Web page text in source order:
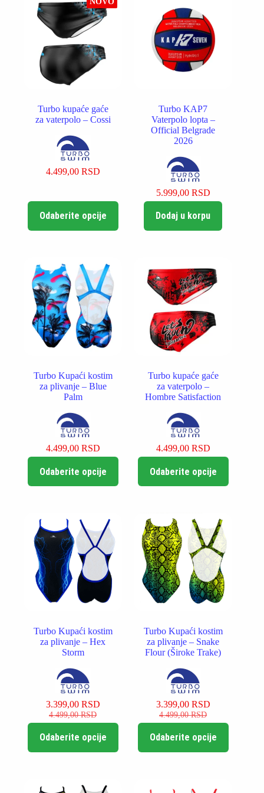
mogu
biti
izabrane
na
stranici
proizvoda.
biti
izabrane
na
stranici
proizvoda.
Turbo kupaće gaće
za vaterpolo – Cossi
4.499,00 RSD
Odaberite opcije
proizvod
mogu
biti
izabrane
na
stranici
proizvoda.
Turbo KAP7
Vaterpolo lopta –
Official Belgrade
2026
5.999,00 RSD
Dodaj u korpu
Turbo Kupaći kostim
za plivanje – Blue
Palm
4.499,00 RSD
Odaberite opcije
proizvod
mogu
biti
izabrane
na
stranici
proizvoda.
Turbo kupaće gaće
za vaterpolo –
Hombre Satisfaction
4.499,00 RSD
Odaberite opcije
proizvod
mogu
biti
izabrane
na
stranici
proizvoda.
Turbo Kupaći kostim
za plivanje – Hex
Storm
4.499,00RSD
Originalna
cena
je
bila:
3.399,00 RSD
Trenutna
cena
je:
3.399,00 RSD.
Odaberite opcije
proizvod
mogu
Turbo Kupaći kostim
za plivanje – Snake
Flour (Široke Trake)
4.499,00RSD
Originalna
cena
je
bila:
3.399,00 RSD
Trenutna
cena
je:
3.399,00 RSD.
Odaberite opcije
proizvod
mogu